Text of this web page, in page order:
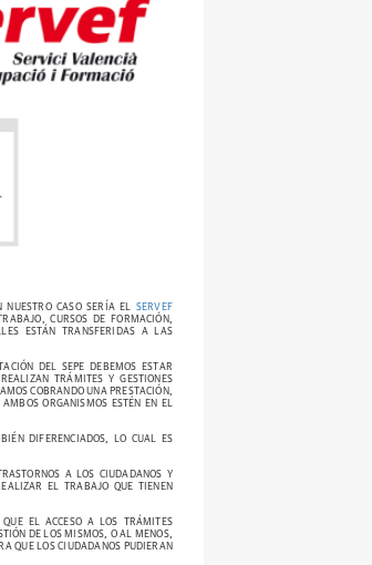
COMO A PESAR DE LOS
CADENA DE HIPERMERCADOS,
UNO DE ELLOS.
DIRIGIR A UNO U A OTRO?
DE UN PEQUEÑO PASO POR LAS
EMBARGO, COMO NOS SEGUIMOS
LOS MEDIOS DE
SEGURIDAD SOCIAL Y QUE ES UN
NUESTRO CASO SERÍA EL SERVEF
CURSOS DE FORMACIÓN,
ESTÁN TRANSFERIDAS A LAS
DEL SEPE DEBEMOS ESTAR
TRÁMITES Y GESTIONES
COBRANDO UNA PRESTACIÓN,
ORGANISMOS ESTÉN EN EL
DIFERENCIADOS, LO CUAL ES
A LOS CIUDADANOS Y
EL TRABAJO QUE TIENEN
EL ACCESO A LOS TRÁMITES
DE LOS MISMOS, O AL MENOS,
QUE LOS CIUDADANOS PUDIERAN